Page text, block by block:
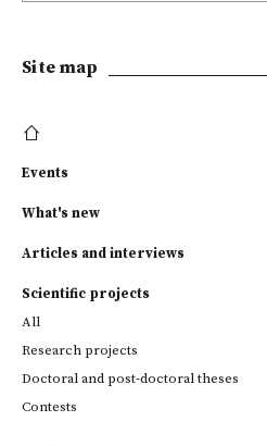
Site map
Events
What's new
Articles and interviews
Scientific projects
All
Research projects
Doctoral and post-doctoral theses
Contests